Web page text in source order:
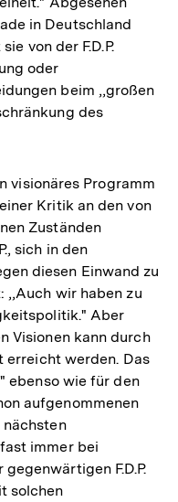
in Deutschland
von der F.D.P.
oder
beim ,,großen
des
visionäres Programm
Kritik an den von
Zuständen
sich in den
diesen Einwand zu
,,Auch wir haben zu
Aber
Visionen kann durch
werden. Das
ebenso wie für den
aufgenommenen
immer bei
F.D.P.
solchen